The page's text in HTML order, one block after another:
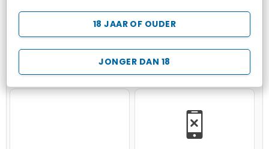
JONGER DAN 18
18 JAAR OF OUDER
Hospital Surgeon Doctor Game Potion Sort